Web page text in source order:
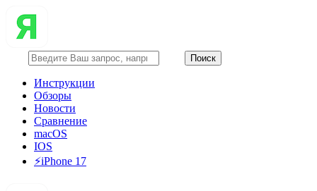
Инструкции
Обзоры
Новости
Сравнение
macOS
IOS
⚡️iPhone 17